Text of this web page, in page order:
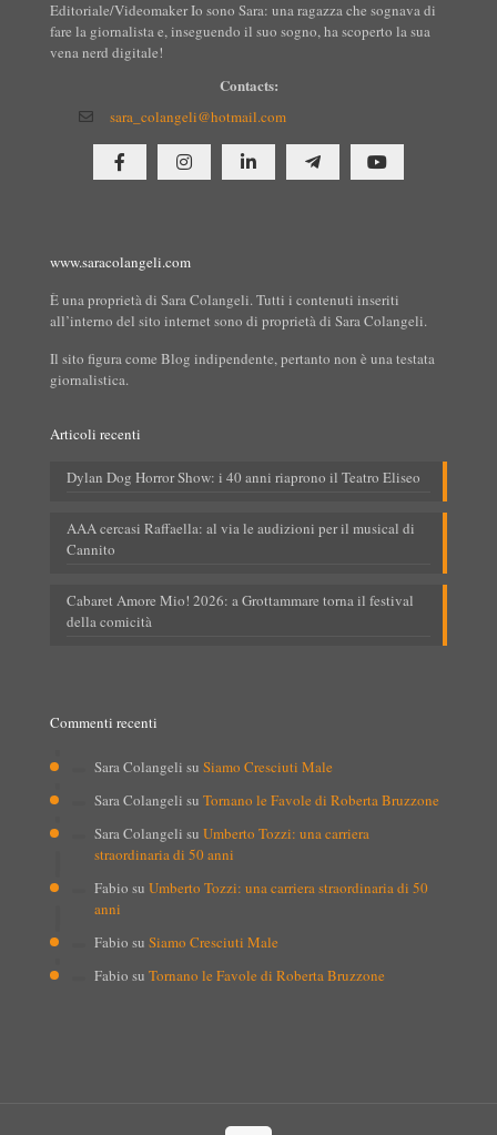
Editoriale/Videomaker Io sono Sara: una ragazza che sognava di
fare la giornalista e, inseguendo il suo sogno, ha scoperto la sua
vena nerd digitale!
Contacts:
sara_colangeli@hotmail.com
www.saracolangeli.com
È una proprietà di Sara Colangeli. Tutti i contenuti inseriti
all’interno del sito internet sono di proprietà di Sara Colangeli.
Il sito figura come Blog indipendente, pertanto non è una testata
giornalistica.
Articoli recenti
Dylan Dog Horror Show: i 40 anni riaprono il Teatro Eliseo
AAA cercasi Raffaella: al via le audizioni per il musical di
Cannito
Cabaret Amore Mio! 2026: a Grottammare torna il festival
della comicità
Commenti recenti
Sara Colangeli su Siamo Cresciuti Male
Sara Colangeli su Tornano le Favole di Roberta Bruzzone
Sara Colangeli su Umberto Tozzi: una carriera
straordinaria di 50 anni
Fabio su Umberto Tozzi: una carriera straordinaria di 50
anni
Fabio su Siamo Cresciuti Male
Fabio su Tornano le Favole di Roberta Bruzzone